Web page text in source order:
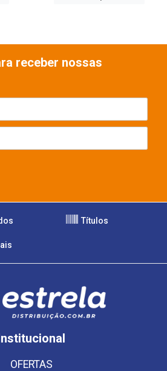
receber nossas
Títulos
OFERTAS